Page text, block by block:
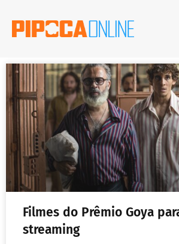
Filmes do Prêmio Goya
streaming